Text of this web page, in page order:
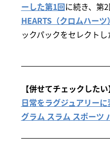
ーした第1回に続き、第
HEARTS（クロムハーツ）
ックパックをセレクトし
【併せてチェックしたい
日常をラグジュアリー
グラム スラム スポーツ